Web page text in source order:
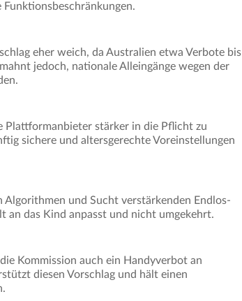
eher weich, da Australien etwa Verbote bis
jedoch, nationale Alleingänge wegen der
Plattformanbieter stärker in die Pflicht zu
sichere und altersgerechte Voreinstellungen
Algorithmen und Sucht verstärkenden Endlos-
an das Kind anpasst und nicht umgekehrt.
Kommission auch ein Handyverbot an
diesen Vorschlag und hält einen